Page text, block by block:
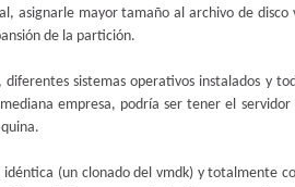
asignarle mayor tamaño al archivo de
de la partición.
sistemas operativos instalados y
empresa, podría ser tener el
(un clonado del vmdk) y totalmente